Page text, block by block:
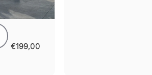
€199,00